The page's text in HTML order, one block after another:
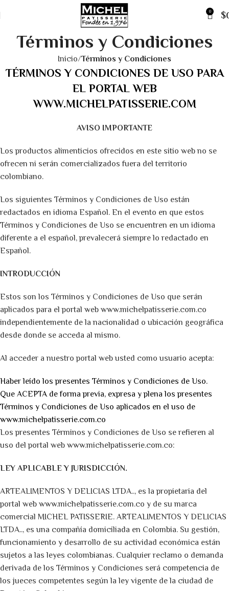
0 $
Términos y Condiciones
Inicio Términos y Condiciones
TÉRMINOS Y CONDICIONES DE USO PARA
EL PORTAL WEB
WWW.MICHELPATISSERIE.COM
AVISO IMPORTANTE
Los productos alimenticios ofrecidos en este sitio web no se
ofrecen ni serán comercializados fuera del territorio
colombiano.
Los siguientes Términos y Condiciones de Uso están
redactados en idioma Español. En el evento en que estos
Términos y Condiciones de Uso se encuentren en un idioma
diferente a el español, prevalecerá siempre lo redactado en
Español.
INTRODUCCIÓN
Estos son los Términos y Condiciones de Uso que serán
aplicados para el portal web www.michelpatisserie.com.co
independientemente de la nacionalidad o ubicación geográfica
desde donde se acceda al mismo.
Al acceder a nuestro portal web usted como usuario acepta:
Haber leído los presentes Términos y Condiciones de Uso.
Que ACEPTA de forma previa, expresa y plena los presentes
Términos y Condiciones de Uso aplicados en el uso de
www.michelpatisserie.com.co
Los presentes Términos y Condiciones de Uso se refieren al
uso del portal web www.michelpatisserie.com.co:
LEY APLICABLE Y JURISDICCIÓN.
ARTEALIMENTOS Y DELICIAS LTDA.., es la propietaria del
portal web www.michelpatisserie.com.co y de su marca
comercial MICHEL PATISSERIE. ARTEALIMENTOS Y DELICIAS
LTDA.., es una compañía domiciliada en Colombia. Su gestión,
funcionamiento y desarrollo de su actividad económica están
sujetos a las leyes colombianas. Cualquier reclamo o demanda
derivada de los Términos y Condiciones será competencia de
los jueces competentes según la ley vigente de la ciudad de